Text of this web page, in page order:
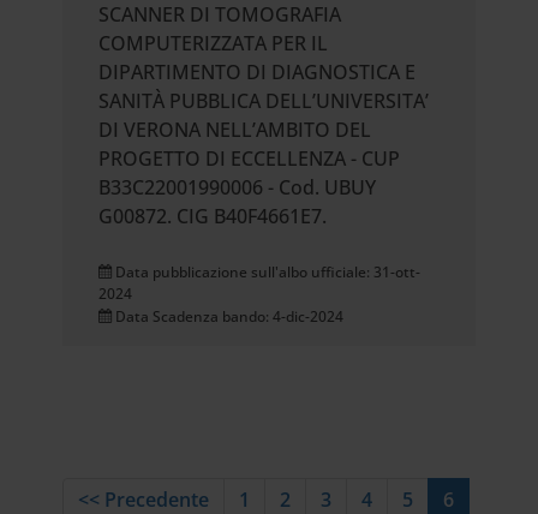
SCANNER DI TOMOGRAFIA
COMPUTERIZZATA PER IL
DIPARTIMENTO DI DIAGNOSTICA E
SANITÀ PUBBLICA DELL’UNIVERSITA’
DI VERONA NELL’AMBITO DEL
PROGETTO DI ECCELLENZA - CUP
B33C22001990006 - Cod. UBUY
G00872. CIG B40F4661E7.
Data pubblicazione sull'albo ufficiale: 31-ott-
2024
Data Scadenza bando: 4-dic-2024
<< Precedente 1 2 3 4 5
6